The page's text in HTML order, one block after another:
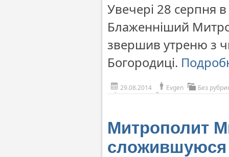
Увечері 28 серпня
Блаженніший
звершив утреню з
Богородиці.
29.08.2014 Evgen Без
Митрополит
сложившуюся